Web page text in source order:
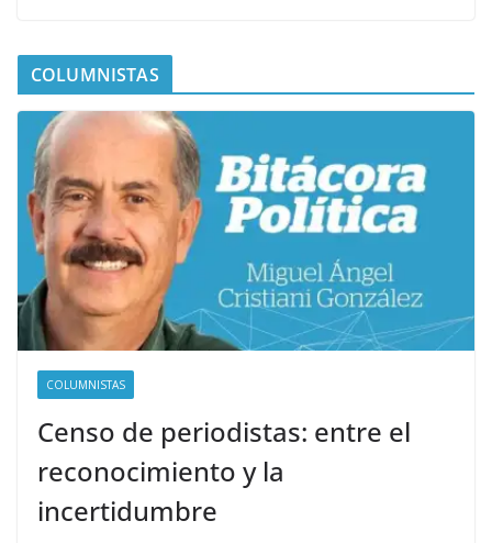
COLUMNISTAS
COLUMNISTAS
Censo de periodistas: entre el
reconocimiento y la
incertidumbre